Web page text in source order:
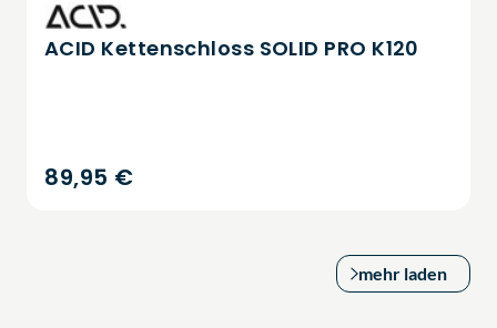
ACID Kettenschloss SOLID PRO K120
89,95 €
mehr laden